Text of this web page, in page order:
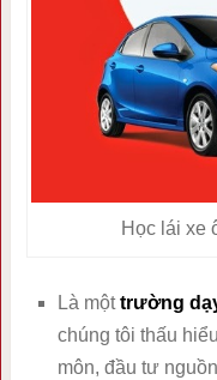
Học lái xe
Là mộttrường
chúng tôi thấu
môn, đầu tư